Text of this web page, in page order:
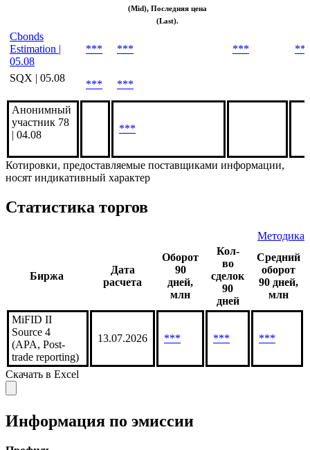
(Mid), Последняя цена
(Last).
Cbonds
Estimation |
05.08
*** *** ***
SQX | 05.08
*** ***
Анонимный
участник 78
| 04.08
***
Котировки, предоставляемые поставщиками информации,
носят индикативный характер
Статистика торгов
Методика
Биржа
Дата
расчета
Оборот
90
дней,
млн
Кол-
во
сделок
90
дней
Средний
оборот
90 дней,
млн
MiFID II
Source 4
(APA, Post-
trade reporting)
13.07.2026 *** *** ***
Скачать в Excel
Информация по эмиссии